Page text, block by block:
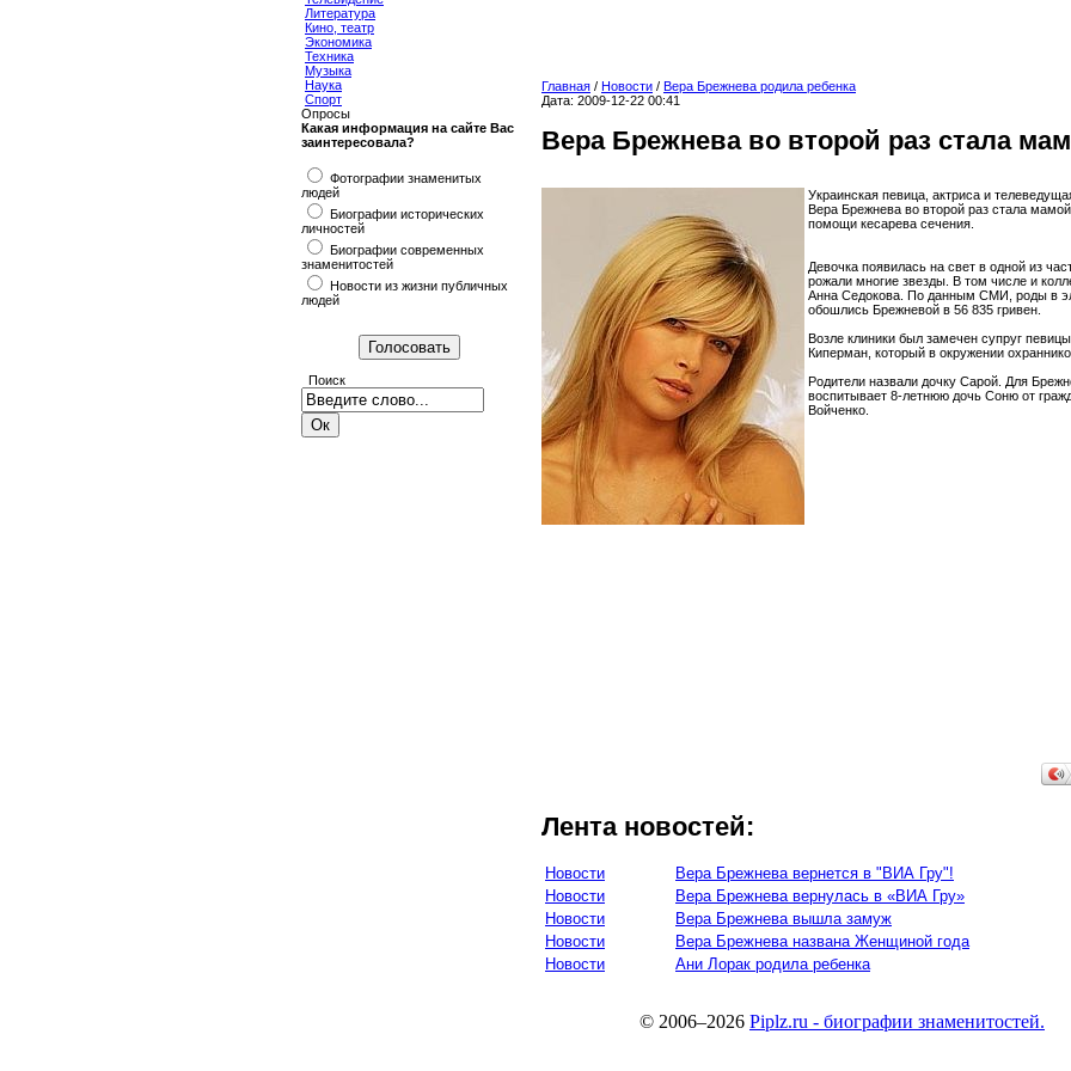
Литература
Кино, театр
Экономика
Техника
Музыка
Наука
Спорт
Опросы
Какая информация на сайте Вас
заинтересовала?
Фотографии знаменитых
людей
Биографии исторических
личностей
Биографии современных
знаменитостей
Новости из жизни публичных
людей
Поиск
Главная / Новости / Вера Брежнева родила ребенка
Дата: 2009-12-22 00:41
Вера Брежнева во второй раз стала
Украинская певица, актриса и
Вера Брежнева во второй раз стала
помощи кесарева сечения.
Девочка появилась на свет в одной из
рожали многие звезды. В том числе и
Анна Седокова. По данным СМИ, роды в
обошлись Брежневой в 56 835 гривен.
Возле клиники был замечен супруг
Киперман, который в окружении
Родители назвали дочку Сарой. Для
воспитывает 8-летнюю дочь Соню от
Войченко.
Лента новостей:
Новости
Вера Брежнева вернется в "ВИА Гру"!
Новости
Вера Брежнева вернулась в «ВИА Гру»
Новости
Вера Брежнева вышла замуж
Новости
Вера Брежнева названа Женщиной года
Новости
Ани Лорак родила ребенка
© 2006–2026 Piplz.ru - биографии знаменитостей.